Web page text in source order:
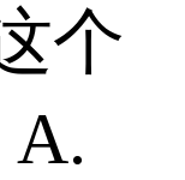
个
A.